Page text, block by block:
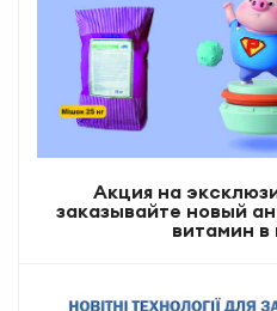
Акция на
заказывайте новый
витамин в